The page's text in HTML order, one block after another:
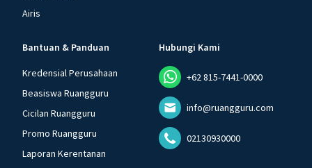
Airis
Bantuan & Panduan
Kredensial Perusahaan
Beasiswa Ruangguru
Cicilan Ruangguru
Promo Ruangguru
Laporan Kerentanan
Hubungi Kami
+62 815-7441-0000
info@ruangguru.com
02130930000